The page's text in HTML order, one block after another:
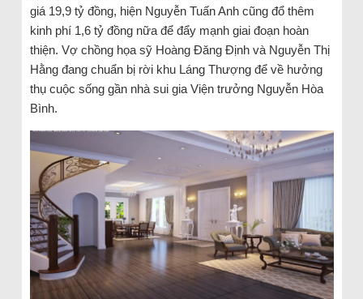
giá 19,9 tỷ đồng, hiện Nguyễn Tuấn Anh cũng đổ thêm
kinh phí 1,6 tỷ đồng nữa để đẩy mạnh giai đoạn hoàn
thiện. Vợ chồng họa sỹ Hoàng Đăng Định và Nguyễn Thị
Hằng đang chuẩn bị rời khu Láng Thượng để về hưởng
thụ cuộc sống gần nhà sui gia Viện trưởng Nguyễn Hòa
Bình.